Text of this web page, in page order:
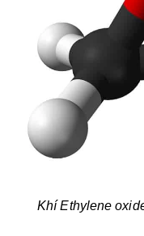
Khí Ethylene